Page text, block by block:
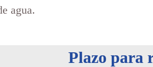
agua.
Plazo para